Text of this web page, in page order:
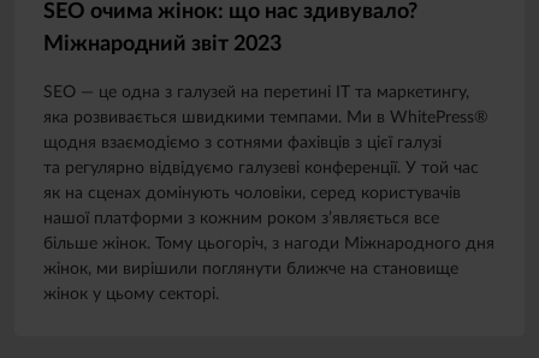
SEO очима жінок: що нас здивувало?
Міжнародний звіт 2023
SEO — це одна з галузей на перетині ІТ та маркетингу,
яка розвивається швидкими темпами. Ми в WhitePress®
щодня взаємодіємо з сотнями фахівців з цієї галузі
та регулярно відвідуємо галузеві конференції. У той час
як на сценах домінують чоловіки, серед користувачів
нашої платформи з кожним роком з’являється все
більше жінок. Тому цьогоріч, з нагоди Міжнародного дня
жінок, ми вирішили поглянути ближче на становище
жінок у цьому секторі.